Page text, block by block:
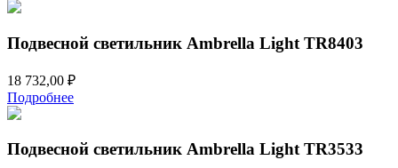
Подвесной светильник Ambrella Light TR8403
18 732,00 ₽
Подробнее
Подвесной светильник Ambrella Light TR3533